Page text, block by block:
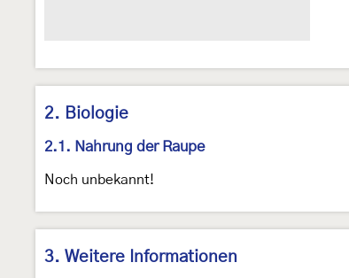
2. Biologie
2.1. Nahrung der Raupe
Noch unbekannt!
3. Weitere Informationen